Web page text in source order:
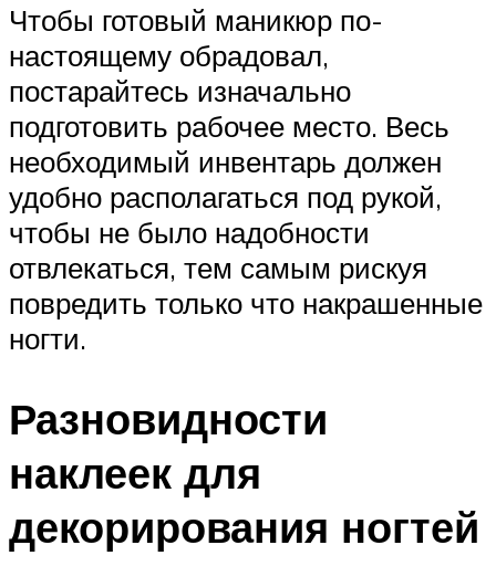
Чтобы готовый маникюр по-
настоящему обрадовал,
постарайтесь изначально
подготовить рабочее место. Весь
необходимый инвентарь должен
удобно располагаться под рукой,
чтобы не было надобности
отвлекаться, тем самым рискуя
повредить только что накрашенные
ногти.
Разновидности
наклеек для
декорирования ногтей